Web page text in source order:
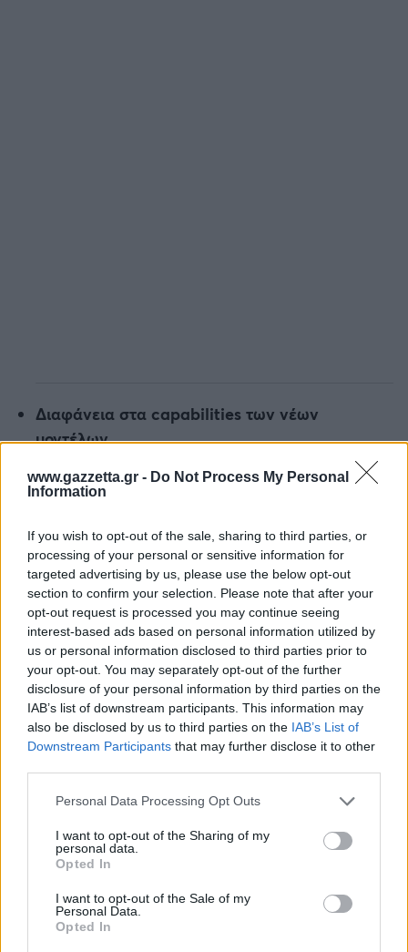
www.gazzetta.gr - Do Not Process My Personal
Information
If you wish to opt-out of the sale, sharing to third parties, or
processing of your personal or sensitive information for
targeted advertising by us, please use the below opt-out
section to confirm your selection. Please note that after your
opt-out request is processed you may continue seeing
interest-based ads based on personal information utilized by
us or personal information disclosed to third parties prior to
your opt-out. You may separately opt-out of the further
disclosure of your personal information by third parties on the
IAB’s list of downstream participants. This information may
also be disclosed by us to third parties on the IAB’s List of
Downstream Participants that may further disclose it to other
Please note that this website/app uses one or more Google
not limited to your visit or usage behaviour. You may click to
grant or deny consent to Google and its third-party tags to
use your data for below specified purposes in below Google
consent section.
Personal Data Processing Opt Outs
I want to opt-out of the Sharing of my
personal data.
Opted In
I want to opt-out of the Sale of my
Personal Data.
Opted In
Διαφάνεια στα capabilities των νέων
μοντέλων
Ανεξάρτητους ελέγχους ασφαλείας
νονός του AI", είχε ήδη προειδοποιήσει: “Μέσα στα
επόμενα 20 χρόνια, θα φτιάξουμε AIs που θα είναι
πιο έξυπνα από εμάς. Και αυτό είναι κάτι που
πρέπει να μας τρομάζει.”